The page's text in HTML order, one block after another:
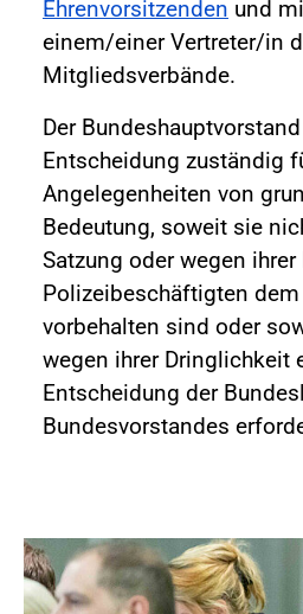
Ehrenvorsitzenden und
einem/einer Vertreter/in
Mitgliedsverbände.
Der
Entscheidung zuständig
Angelegenheiten von
Bedeutung, soweit sie
Satzung oder wegen
Polizeibeschäftigten
vorbehalten sind oder
wegen ihrer Dringlichkeit
Entscheidung der
Bundesvorstandes